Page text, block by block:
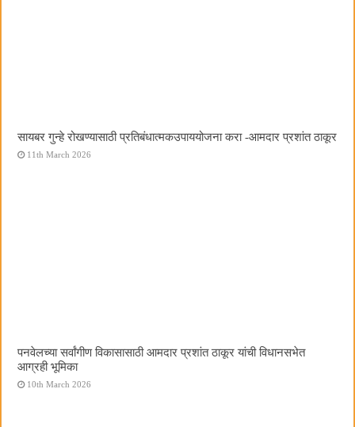
सायबर गुन्हे रोखण्यासाठी प्रतिबंधात्मकउपाययोजना करा -आमदार प्रशांत ठाकूर
11th March 2026
पनवेलच्या सर्वांगीण विकासासाठी आमदार प्रशांत ठाकूर यांची विधानसभेत
आग्रही भूमिका
10th March 2026